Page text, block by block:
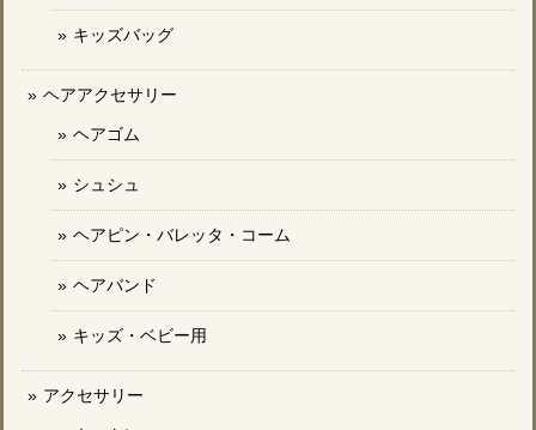
キッズバッグ
ヘアアクセサリー
ヘアゴム
シュシュ
ヘアピン・バレッタ・コーム
ヘアバンド
キッズ・ベビー用
アクセサリー